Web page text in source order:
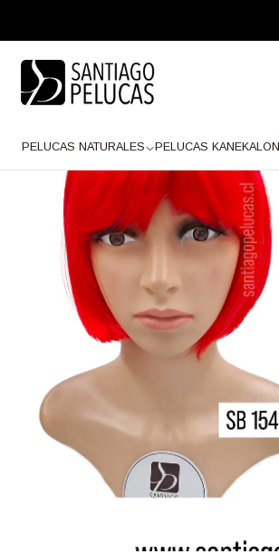
PELUCAS NATURALES PELUCAS KANEKALON